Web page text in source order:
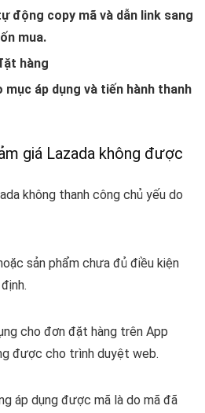
động copy mã và dẫn link sang
mua.
hàng
mục áp dụng và tiến hành thanh
giá Lazada không được
không thanh công chủ yếu do
sản phẩm chưa đủ điều kiện
cho đơn đặt hàng trên App
được cho trình duyệt web.
áp dụng được mã là do mã đã